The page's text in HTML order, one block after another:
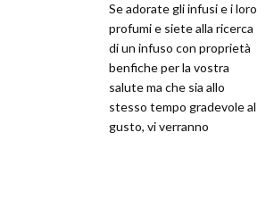
Se adorate gli infusi e i loro
profumi e siete alla ricerca
di un infuso con proprietà
benfiche per la vostra
salute ma che sia allo
stesso tempo gradevole al
gusto, vi verranno